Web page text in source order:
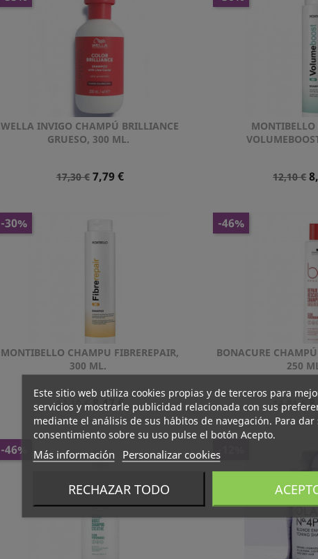
WELLA INVIGO CHAMPÚ BRILLIANCE
GRUESO, 300 ML.
Precio
17,30 € Precio
7,79 €
Vista rápida
Precio
12,10 €
Vista
MONTIBELLO CHAMPU FIBREREPAIR,
300 ML.
Precio
Normal
12,10 €Precio
8,47 €
-30%
 Vista rápida
BONACURE
250
Precio
Normal
14,81 €
-46%
Vista
-46% -12%
Este sitio web utiliza cookies propias y de terceros para
servicios y mostrarle publicidad relacionada con sus
mediante el análisis de sus hábitos de navegación. Para dar
consentimiento sobre su uso pulse el botón Acepto.
Más información Personalizar cookies
RECHAZAR TODO